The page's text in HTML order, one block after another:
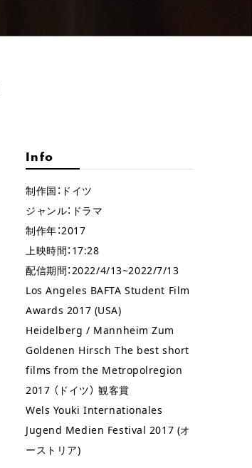
Info
制作国：ドイツ
ジャンル：ドラマ
制作年：2017
上映時間：17:28
配信期間：2022/4/13~2022/7/13
Los Angeles BAFTA Student Film
Awards 2017 (USA)
Heidelberg / Mannheim Zum
Goldenen Hirsch The best short
films from the Metropolregion
2017 （ドイツ） 観客賞
Wels Youki Internationales
Jugend Medien Festival 2017 (オ
ーストリア)